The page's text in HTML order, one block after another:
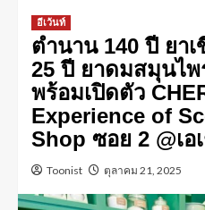
อีเว้นท์
ตำนาน 140 ปี ยา
25 ปี ยาดมสมุนไพ
พร้อมเปิดตัว
Experience of
Shop ซอย 2 @เอ
Toonist ตุลาคม 21, 2025